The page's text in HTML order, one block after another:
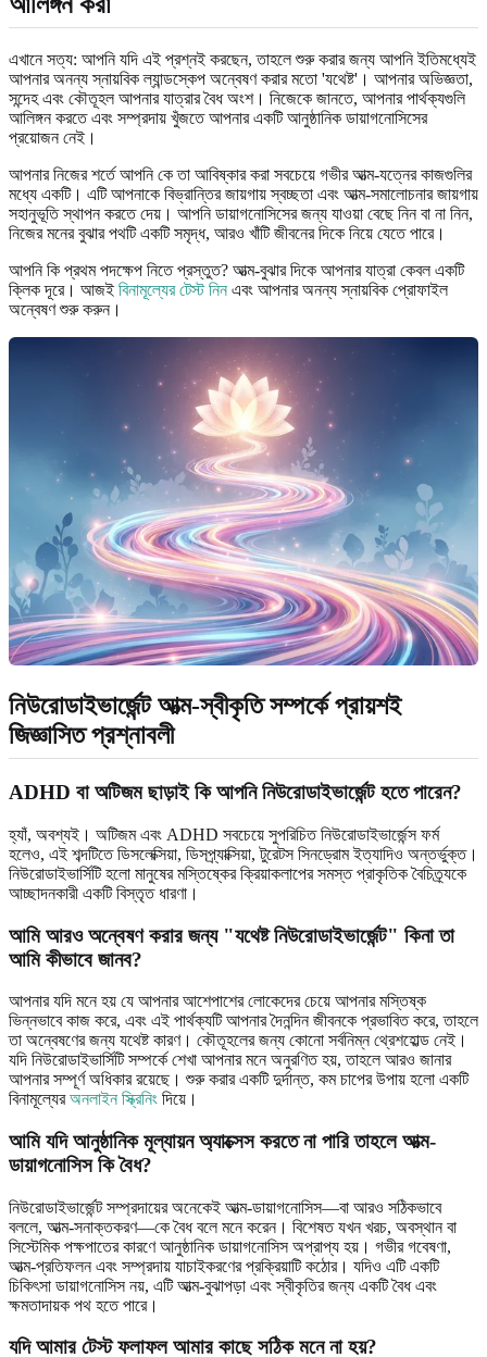
এখানে সত্য: আপনি যদি এই প্রশ্নই করছেন, তাহলে শুরু করার জন্য আপনি ইতিমধ্যেই
আপনার অনন্য স্নায়বিক ল্যান্ডস্কেপ অন্বেষণ করার মতো 'যথেষ্ট'। আপনার অভিজ্ঞতা,
সন্দেহ এবং কৌতূহল আপনার যাত্রার বৈধ অংশ। নিজেকে জানতে, আপনার পার্থক্যগুলি
আলিঙ্গন করতে এবং সম্প্রদায় খুঁজতে আপনার একটি আনুষ্ঠানিক ডায়াগনোসিসের
প্রয়োজন নেই।
আপনার নিজের শর্তে আপনি কে তা আবিষ্কার করা সবচেয়ে গভীর আত্ম-যত্নের কাজগুলির
মধ্যে একটি। এটি আপনাকে বিভ্রান্তির জায়গায় স্বচ্ছতা এবং আত্ম-সমালোচনার জায়গায়
সহানুভূতি স্থাপন করতে দেয়। আপনি ডায়াগনোসিসের জন্য যাওয়া বেছে নিন বা না নিন,
নিজের মনের বুঝার পথটি একটি সমৃদ্ধ, আরও খাঁটি জীবনের দিকে নিয়ে যেতে পারে।
আপনি কি প্রথম পদক্ষেপ নিতে প্রস্তুত? আত্ম-বুঝার দিকে আপনার যাত্রা কেবল একটি
ক্লিক দূরে। আজই বিনামূল্যের টেস্ট নিন এবং আপনার অনন্য স্নায়বিক প্রোফাইল
অন্বেষণ শুরু করুন।
নিউরোডাইভার্জেন্ট আত্ম-স্বীকৃতি সম্পর্কে প্রায়শই
জিজ্ঞাসিত প্রশ্নাবলী
ADHD বা অটিজম ছাড়াই কি আপনি নিউরোডাইভার্জেন্ট হতে পারেন?
হ্যাঁ, অবশ্যই। অটিজম এবং ADHD সবচেয়ে সুপরিচিত নিউরোডাইভার্জেন্স ফর্ম
হলেও, এই শব্দটিতে ডিসলেক্সিয়া, ডিসপ্র্যাক্সিয়া, টুরেটস সিনড্রোম ইত্যাদিও অন্তর্ভুক্ত।
নিউরোডাইভার্সিটি হলো মানুষের মস্তিষ্কের ক্রিয়াকলাপের সমস্ত প্রাকৃতিক বৈচিত্র্যকে
আচ্ছাদনকারী একটি বিস্তৃত ধারণা।
আমি আরও অন্বেষণ করার জন্য "যথেষ্ট নিউরোডাইভার্জেন্ট" কিনা তা
আমি কীভাবে জানব?
আপনার যদি মনে হয় যে আপনার আশেপাশের লোকেদের চেয়ে আপনার মস্তিষ্ক
ভিন্নভাবে কাজ করে, এবং এই পার্থক্যটি আপনার দৈনন্দিন জীবনকে প্রভাবিত করে, তাহলে
তা অন্বেষণের জন্য যথেষ্ট কারণ। কৌতূহলের জন্য কোনো সর্বনিম্ন থ্রেশহোল্ড নেই।
যদি নিউরোডাইভার্সিটি সম্পর্কে শেখা আপনার মনে অনুরণিত হয়, তাহলে আরও জানার
আপনার সম্পূর্ণ অধিকার রয়েছে। শুরু করার একটি দুর্দান্ত, কম চাপের উপায় হলো একটি
বিনামূল্যেরঅনলাইন স্ক্রিনিং দিয়ে।
আমি যদি আনুষ্ঠানিক মূল্যায়ন অ্যাক্সেস করতে না পারি তাহলে আত্ম-
ডায়াগনোসিস কি বৈধ?
নিউরোডাইভার্জেন্ট সম্প্রদায়ের অনেকেই আত্ম-ডায়াগনোসিস—বা আরও সঠিকভাবে
বললে, আত্ম-সনাক্তকরণ—কে বৈধ বলে মনে করেন। বিশেষত যখন খরচ, অবস্থান বা
সিস্টেমিক পক্ষপাতের কারণে আনুষ্ঠানিক ডায়াগনোসিস অপ্রাপ্য হয়। গভীর গবেষণা,
আত্ম-প্রতিফলন এবং সম্প্রদায় যাচাইকরণের প্রক্রিয়াটি কঠোর। যদিও এটি একটি
চিকিৎসা ডায়াগনোসিস নয়, এটি আত্ম-বুঝাপড়া এবং স্বীকৃতির জন্য একটি বৈধ এবং
ক্ষমতাদায়ক পথ হতে পারে।
যদি আমার টেস্ট ফলাফল আমার কাছে সঠিক মনে না হয়?